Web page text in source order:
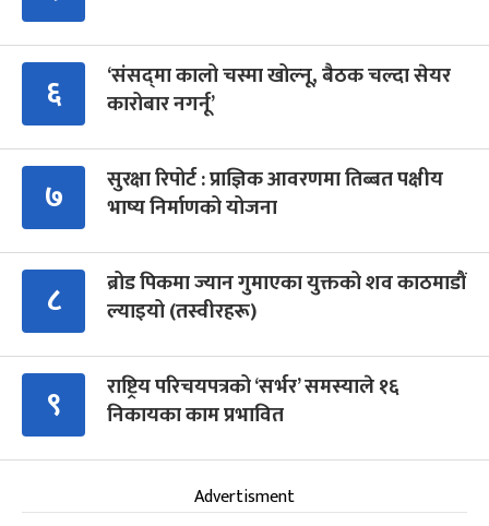
६
‘संसद्‍मा कालो चस्मा खोल्नू, बैठक चल्दा सेयर
कारोबार नगर्नू’
७
सुरक्षा रिपोर्ट : प्राज्ञिक आवरणमा तिब्बत पक्षीय
भाष्य निर्माणको योजना
८
ब्रोड पिकमा ज्यान गुमाएका युक्तको शव काठमाडौं
ल्याइयो (तस्वीरहरू)
९
राष्ट्रिय परिचयपत्रको ‘सर्भर’ समस्याले १६
निकायका काम प्रभावित
Advertisment